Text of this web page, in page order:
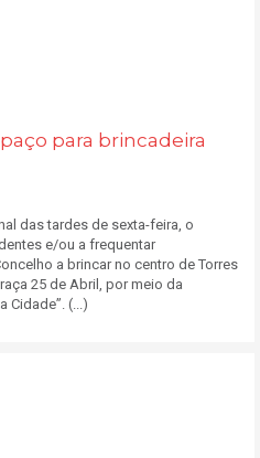
para brincadeira
das tardes de sexta-feira, o
e/ou a frequentar
a brincar no centro de Torres
25 de Abril, por meio da
Cidade”. (...)